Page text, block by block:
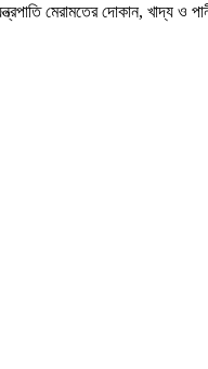
মেরামতের দোকান, খাদ্য ও